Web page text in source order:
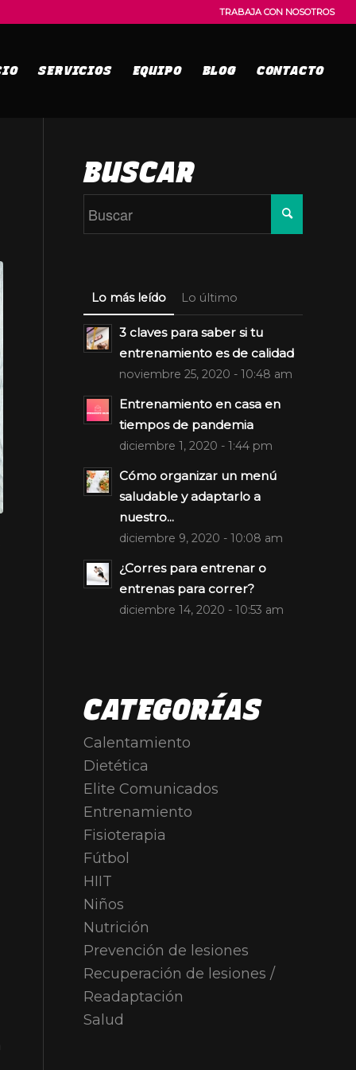
TRABAJA CON NOSOTROS
SERVICIOS EQUIPO BLOG CONTACTO
BUSCAR
Lo más leído Lo último
3 claves para saber si tu
entrenamiento es de calidad
noviembre 25, 2020 - 10:48 am
Entrenamiento en casa en
tiempos de pandemia
diciembre 1, 2020 - 1:44 pm
Cómo organizar un menú
saludable y adaptarlo a
nuestro...
diciembre 9, 2020 - 10:08 am
¿Corres para entrenar o
entrenas para correr?
diciembre 14, 2020 - 10:53 am
CATEGORÍAS
Calentamiento
Dietética
Elite Comunicados
Entrenamiento
Fisioterapia
Fútbol
HIIT
Niños
Nutrición
Prevención de lesiones
Recuperación de lesiones /
Readaptación
Salud